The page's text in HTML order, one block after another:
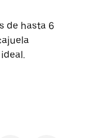
de hasta 6